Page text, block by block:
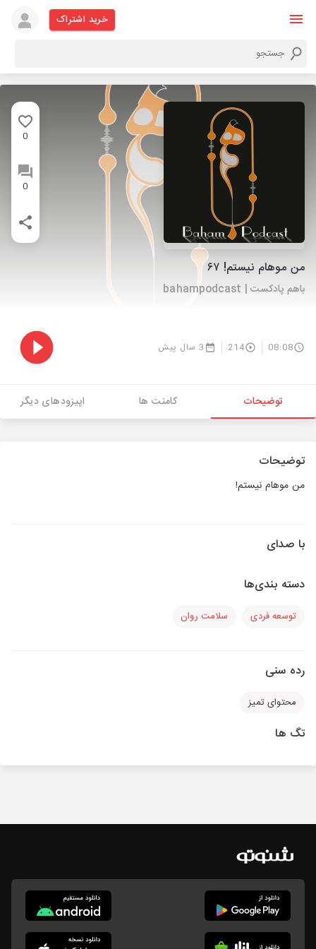
خرید اشتراک
0
0
من موهام نیستم! ۶۷
باهم پادکست | bahampodcast
08:08
214 3 سال پیش
توضیحات کامنت ها اپیزودهای دیگر
توضیحات
من موهام نیستم!
با صدای
دسته بندی‌ها
توسعه فردی سلامت روان
رده سنی
محتوای تمیز
تگ ها